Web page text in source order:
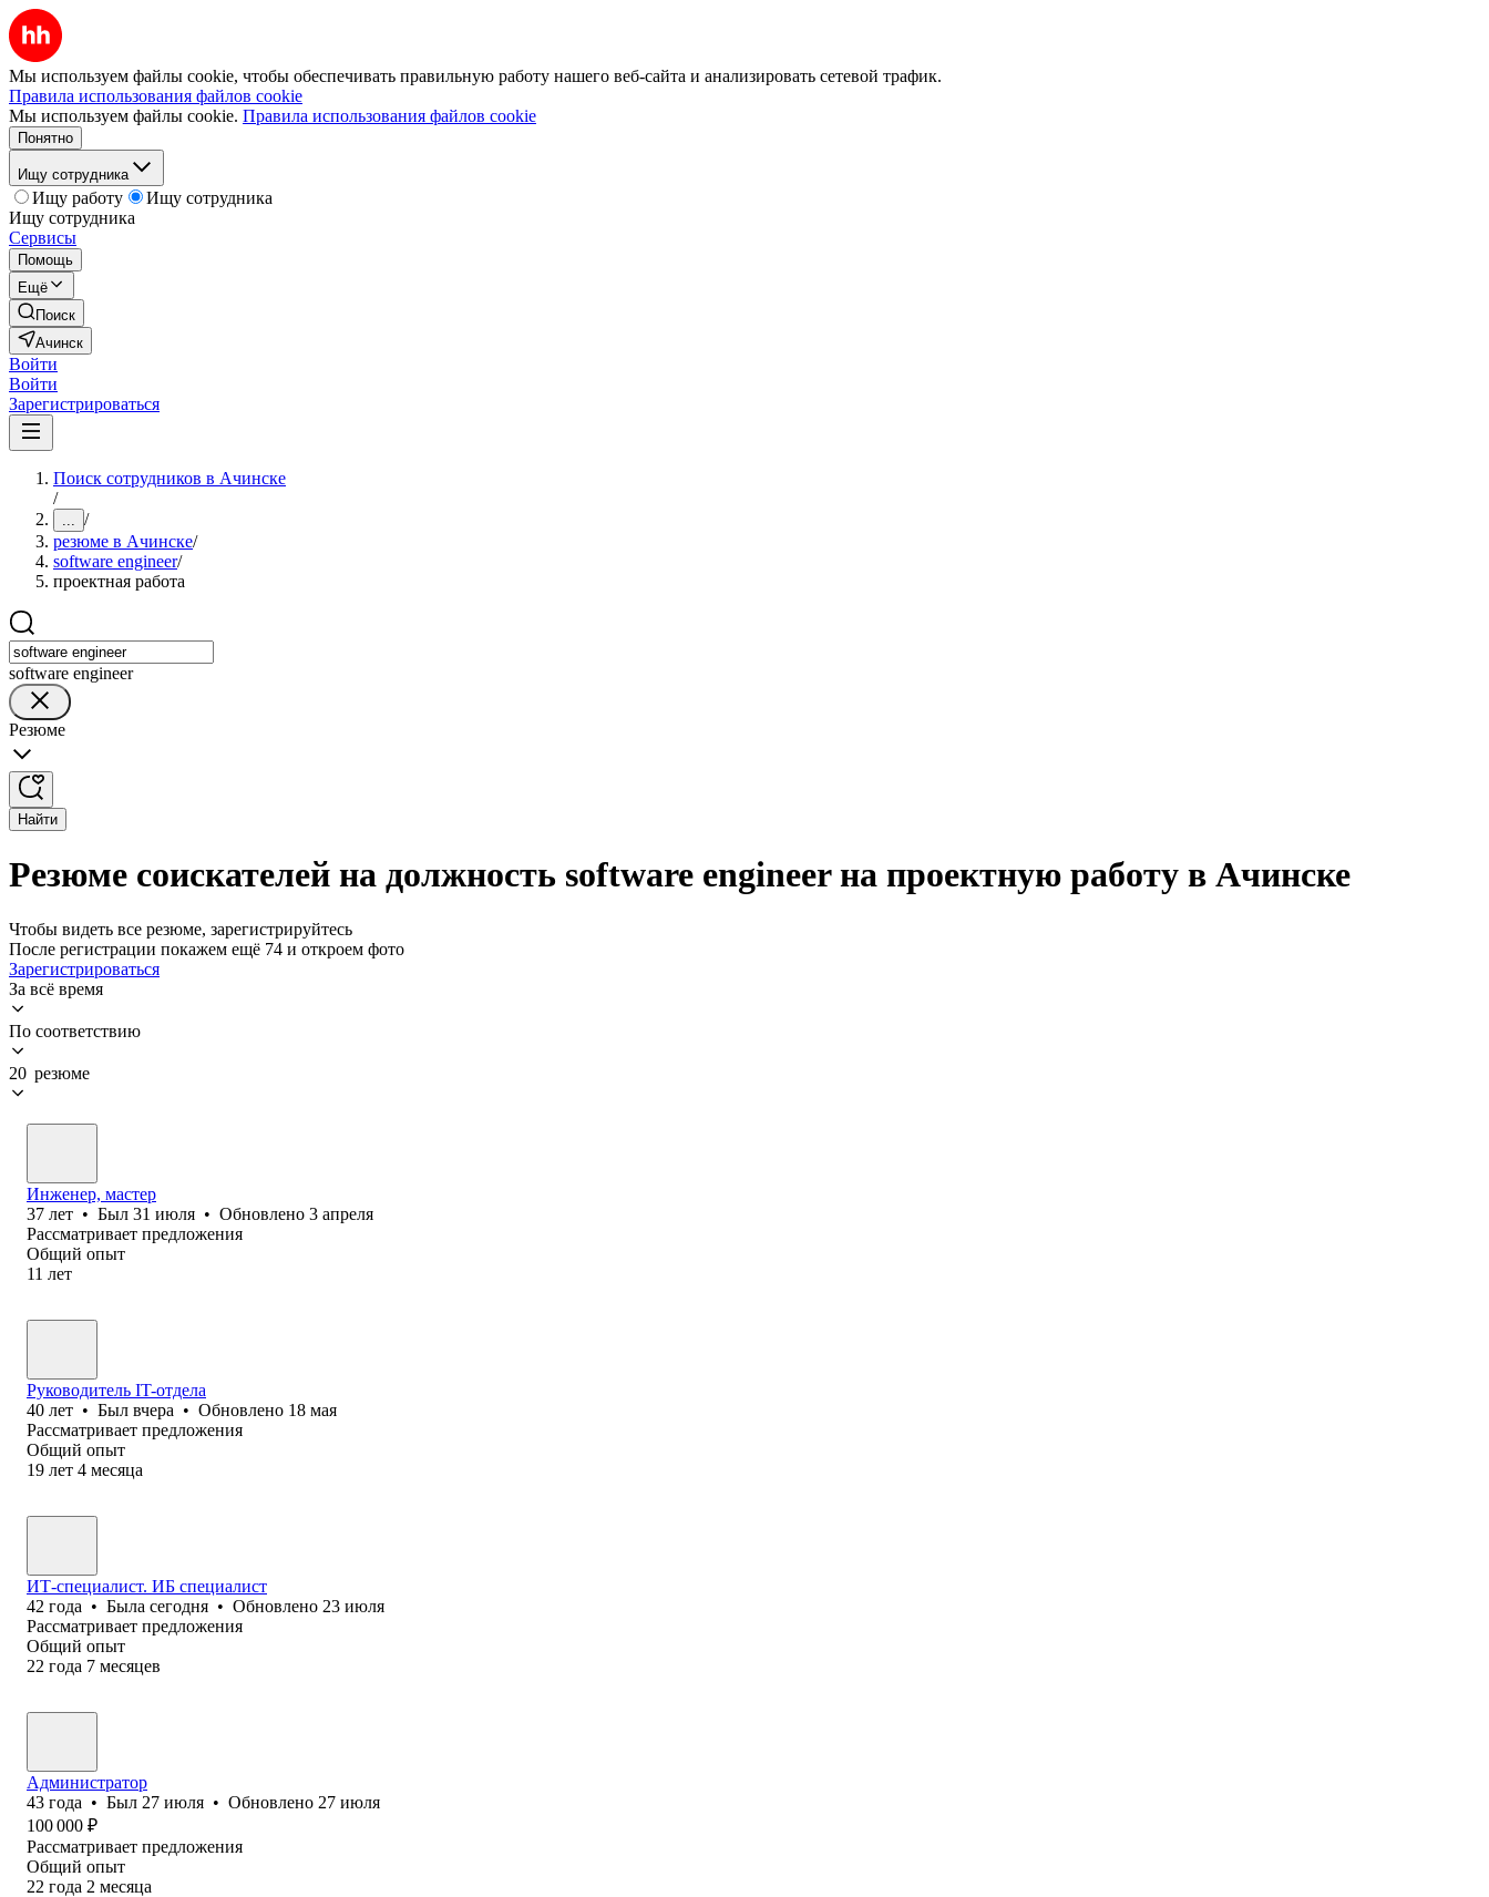
Мы используем файлы cookie, чтобы обеспечивать правильную работу нашего веб-сайта и анализировать сетевой трафик.
Правила использования файлов cookie
Мы используем файлы cookie. Правила использования файлов cookie
Понятно
Ищу сотрудника
Ищу работу
Ищу сотрудника
Ищу сотрудника
Сервисы
Помощь
Ещё
Поиск
Ачинск
Войти
Войти
Зарегистрироваться
Поиск сотрудников в Ачинске
/
... /
резюме в Ачинске/
software engineer/
проектная работа
software engineer
Резюме
Найти
Резюме соискателей на должность software engineer на проектную работу в Ачинске
Чтобы видеть все резюме, зарегистрируйтесь
После регистрации покажем ещё 74 и откроем фото
Зарегистрироваться
За всё время
По соответствию
20 резюме
Инженер, мастер
37 лет • Был 31 июля • Обновлено 3 апреля
Рассматривает предложения
Общий опыт
11 лет
Руководитель IT-отдела
40 лет • Был вчера • Обновлено 18 мая
Рассматривает предложения
Общий опыт
19 лет 4 месяца
ИТ-специалист. ИБ специалист
42 года • Была сегодня • Обновлено 23 июля
Рассматривает предложения
Общий опыт
22 года 7 месяцев
Администратор
43 года • Был 27 июля • Обновлено 27 июля
100 000 ₽
Рассматривает предложения
Общий опыт
22 года 2 месяца